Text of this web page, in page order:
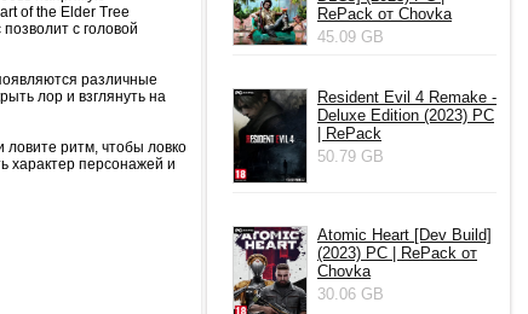
of the Elder Tree
с головой
различные
лор и взглянуть на
ловите ритм, чтобы ловко
характер персонажей и
RePack от Chovka
45.09 GB
Resident Evil 4 Remake -
Deluxe Edition (2023) PC
| RePack
50.79 GB
Atomic Heart [Dev Build]
(2023) PC | RePack от
Chovka
30.06 GB